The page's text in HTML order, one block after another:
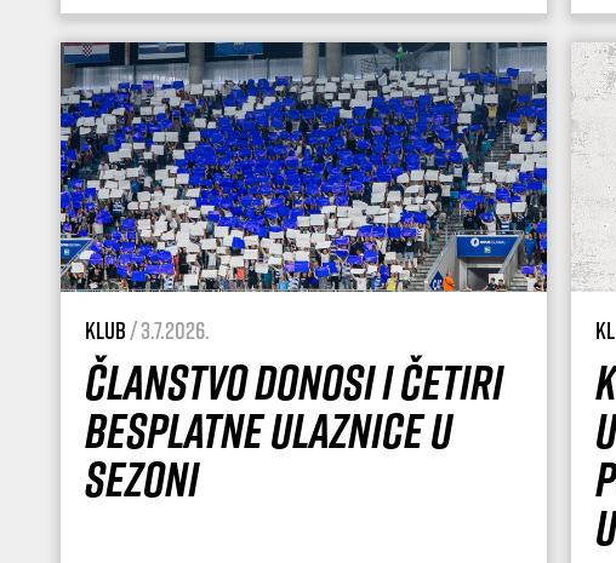
Klub/ 3.7.2026.
Članstvo donosi i četiri
besplatne ulaznice u
sezoni